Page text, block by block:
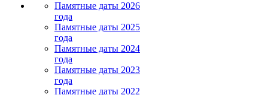
Памятные даты 2026
года
Памятные даты 2025
года
Памятные даты 2024
года
Памятные даты 2023
года
Памятные даты 2022